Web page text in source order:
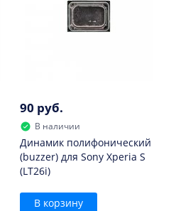
90 руб.
В наличии
Динамик полифонический
(buzzer) для Sony Xperia S
(LT26i)
В корзину